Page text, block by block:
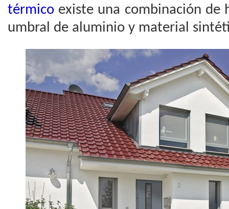
térmico existe una combinación de
umbral de aluminio y material